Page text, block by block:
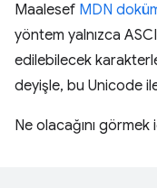
Maalesef MDN
yöntem yalnızca
edilebilecek
deyişle, bu Unicode
Ne olacağını